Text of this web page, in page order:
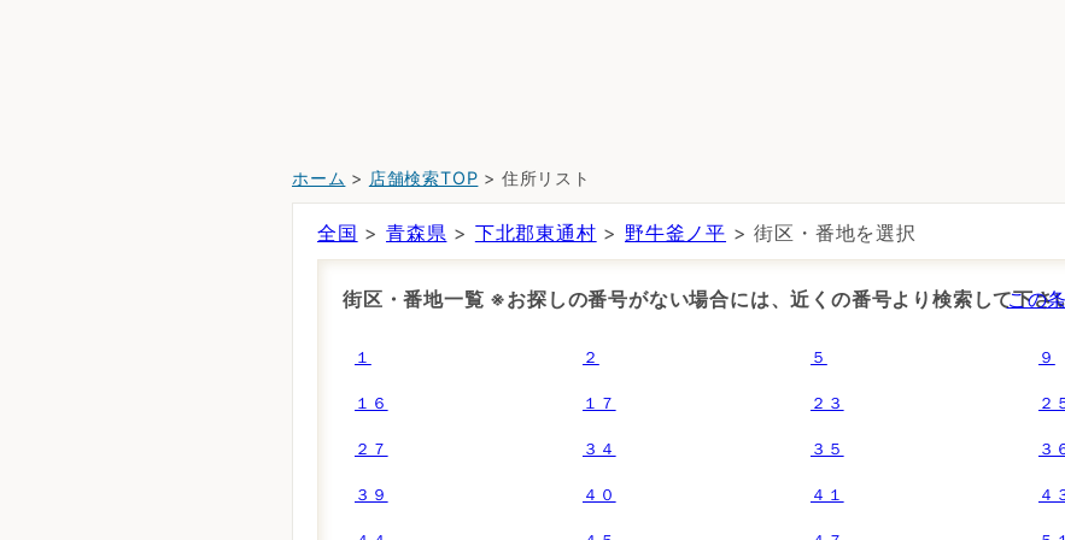
ホーム > 店舗検索TOP > 住所リスト
全国 >青森県 > 下北郡東通村 >野牛釜ノ平 > 街区・番地を選択
街区・番地一覧 ※お探しの番号がない場合には、近くの番号より検索して下さ
この
１ ２ ５ ９
１６ １７ ２３ ２
２７ ３４ ３５ ３
３９ ４０ ４１ ４